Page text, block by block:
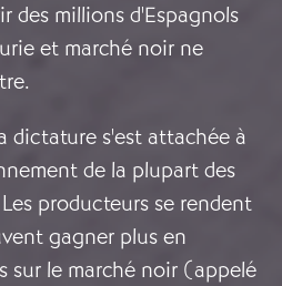
des millions d'Espagnols
et marché noir ne
dictature s'est attachée à
de la plupart des
producteurs se rendent
gagner plus en
sur le marché noir (appelé